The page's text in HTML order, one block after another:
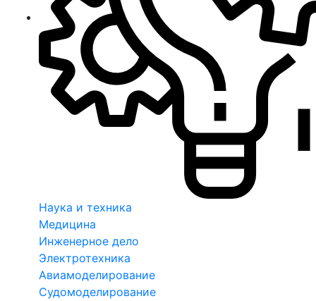
Наука и техника
Медицина
Инженерное дело
Электротехника
Авиамоделирование
Судомоделирование